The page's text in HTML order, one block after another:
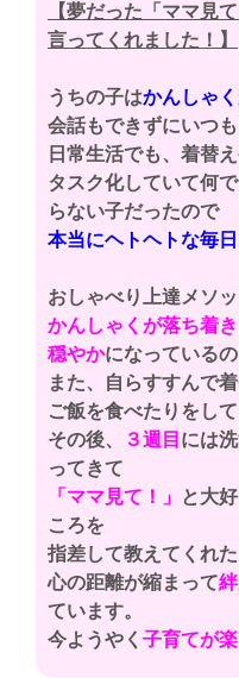
【夢だった「ママ見
言ってくれました！】
うちの子はかんしゃく
会話もできずにいつ
日常生活でも、着替
タスク化していて何
らない子だったので
本当にヘトヘトな毎日
おしゃべり上達メソ
かんしゃくが落ち着き
穏やかになっている
また、自らすすんで
ご飯を食べたりをし
その後、
３週目 には
ってきて
「ママ見て！」 と大
ころを
指差して教えてくれた
心の距離が縮まって
ています。
今ようやく 子育てが